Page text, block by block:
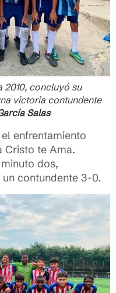
2010, concluyó su
victoria contundente
Salas
enfrentamiento
Cristo te Ama.
dos,
contundente 3-0.